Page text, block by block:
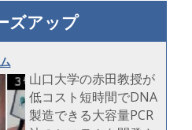
ズアップ
山口大学の赤田教授が
低コスト短時間でDNA
製造できる大容量PCR